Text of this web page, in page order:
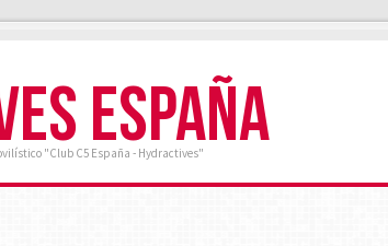
ESPAÑA
"Club C5 España - Hydractives"